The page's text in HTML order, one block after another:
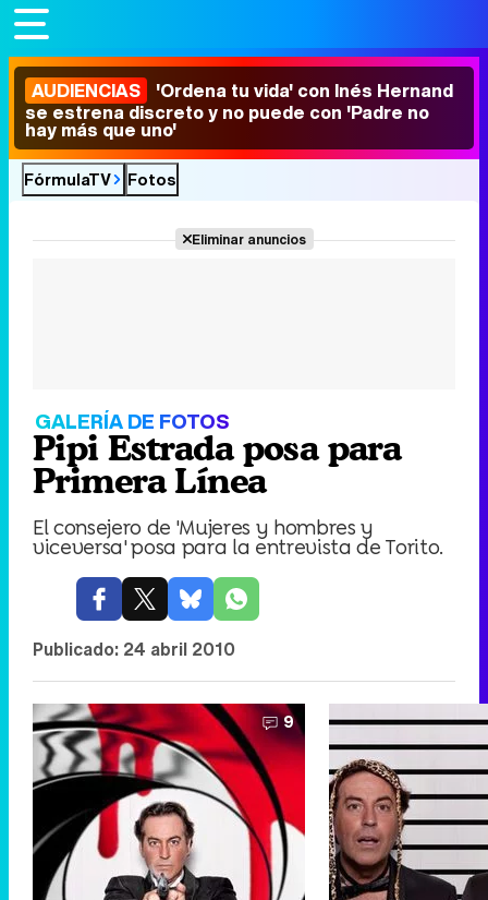
AUDIENCIAS 'Ordena tu vida' con Inés Hernand
se estrena discreto y no puede con 'Padre no
hay más que uno'
FórmulaTV Fotos
Eliminar anuncios
GALERÍA DE FOTOS
Pipi Estrada posa para
Primera Línea
El consejero de 'Mujeres y hombres y
viceversa' posa para la entrevista de Torito.
Publicado: 24 abril 2010
9